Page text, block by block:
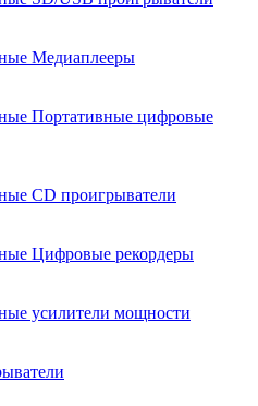
Медиаплееры
Портативные цифровые
СD проигрыватели
Цифровые рекордеры
усилители мощности